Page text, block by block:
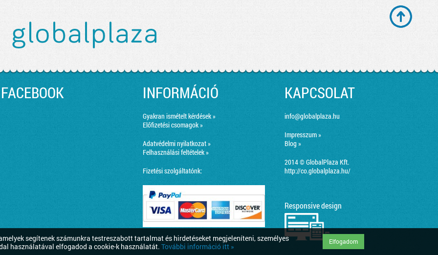
segítenek számunkra testreszabott tartalmat és hirdetéseket megjeleníteni, személyes
használatával elfogadod a cookie-k használatát. További információ itt »
Elfogadom
FACEBOOK INFORMÁCIÓ
Gyakran ismételt kérdések »
Előfizetési csomagok »
Adatvédelmi nyilatkozat »
Felhasználási feltételek »
Fizetési szolgáltatónk:
KAPCSOLAT
info@globalplaza.hu
Impresszum »
Blog »
2014 © GlobalPlaza Kft.
http://co.globalplaza.hu/
Responsive design